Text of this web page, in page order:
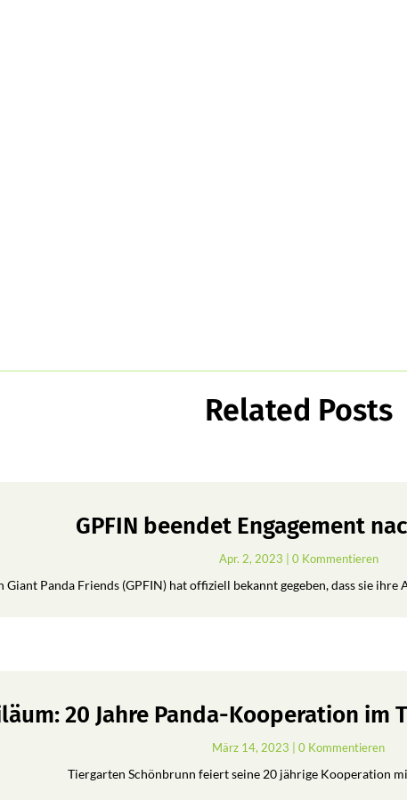
Related Posts
GPFIN beendet Engagement
Apr. 2, 2023 | 0 Kommentieren
Giant Panda Friends (GPFIN) hat offiziell bekannt gegeben, dass sie
20 Jahre Panda-Kooperation im
März 14, 2023 | 0 Kommentieren
Tiergarten Schönbrunn feiert seine 20 jährige Kooperation